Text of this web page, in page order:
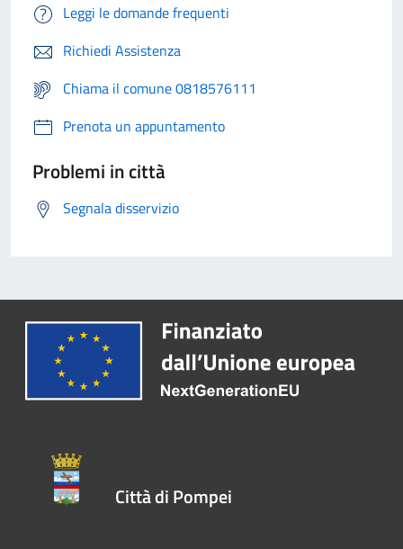
Leggi le domande frequenti
Richiedi Assistenza
Chiama il comune 0818576111
Prenota un appuntamento
Problemi in città
Segnala disservizio
Città di Pompei